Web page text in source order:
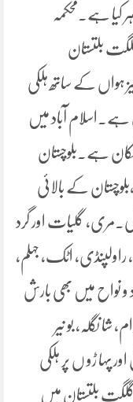
کیا ہے۔محکمہ
گلگت بلتستان
ہواں کے ساتھ ہلکی
ہے۔اسلام آباد میں
ہے۔بلوچستان
کے بالائی
گلیات اور گرد
راولپنڈی، اٹک، جہلم،
و نواح میں بھی بارش
شا نگلہ، بو نیر
پہا ڑو ں پر ہلکی
گلگت بلتستان میں